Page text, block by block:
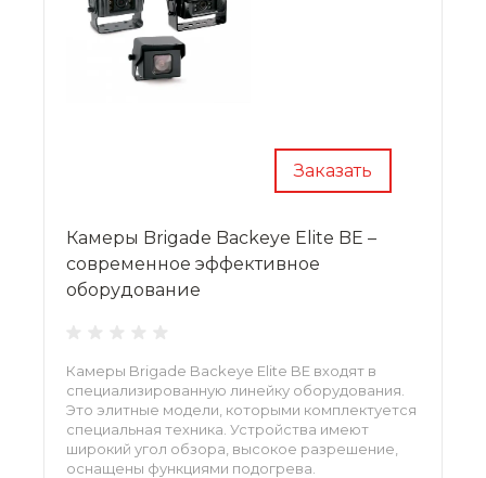
Заказать
Камеры Brigade Backeye Elite BE –
современное эффективное
оборудование
Камеры Brigade Backeye Elite BE входят в
специализированную линейку оборудования.
Это элитные модели, которыми комплектуется
специальная техника. Устройства имеют
широкий угол обзора, высокое разрешение,
оснащены функциями подогрева.